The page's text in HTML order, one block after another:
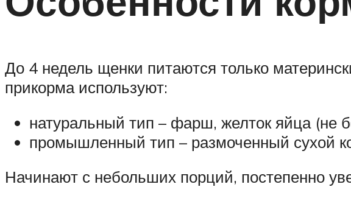
До 4 недель щенки питаются только
прикорма используют:
натуральный тип – фарш, желток яйца (не
промышленный тип – размоченный сухой
Начинают с небольших порций, постепенно